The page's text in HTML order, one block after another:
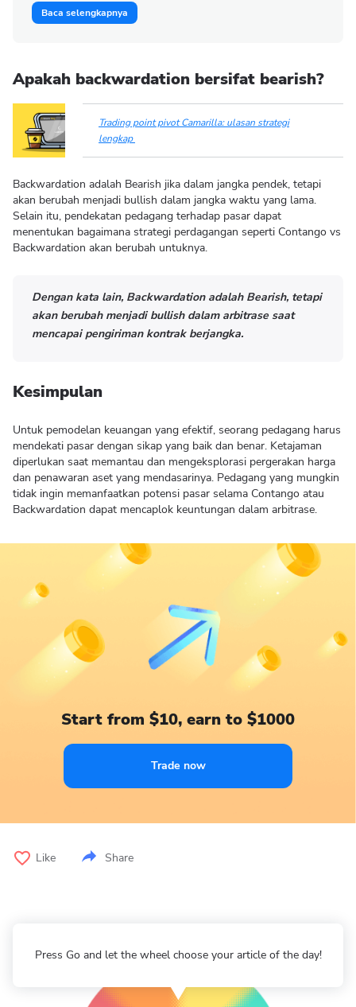
Baca selengkapnya
Apakah backwardation bersifat bearish?
Trading point pivot Camarilla: ulasan strategi
lengkap
Backwardation adalah Bearish jika dalam jangka pendek, tetapi
akan berubah menjadi bullish dalam jangka waktu yang lama.
Selain itu, pendekatan pedagang terhadap pasar dapat
menentukan bagaimana strategi perdagangan seperti Contango vs
Backwardation akan berubah untuknya.
Dengan kata lain, Backwardation adalah Bearish, tetapi
akan berubah menjadi bullish dalam arbitrase saat
mencapai pengiriman kontrak berjangka.
Kesimpulan
Untuk pemodelan keuangan yang efektif, seorang pedagang harus
mendekati pasar dengan sikap yang baik dan benar. Ketajaman
diperlukan saat memantau dan mengeksplorasi pergerakan harga
dan penawaran aset yang mendasarinya. Pedagang yang mungkin
tidak ingin memanfaatkan potensi pasar selama Contango atau
Backwardation dapat mencaplok keuntungan dalam arbitrase.
Start from $10, earn to $1000
Trade now
Like Share
Press Go and let the wheel choose your article of the day!